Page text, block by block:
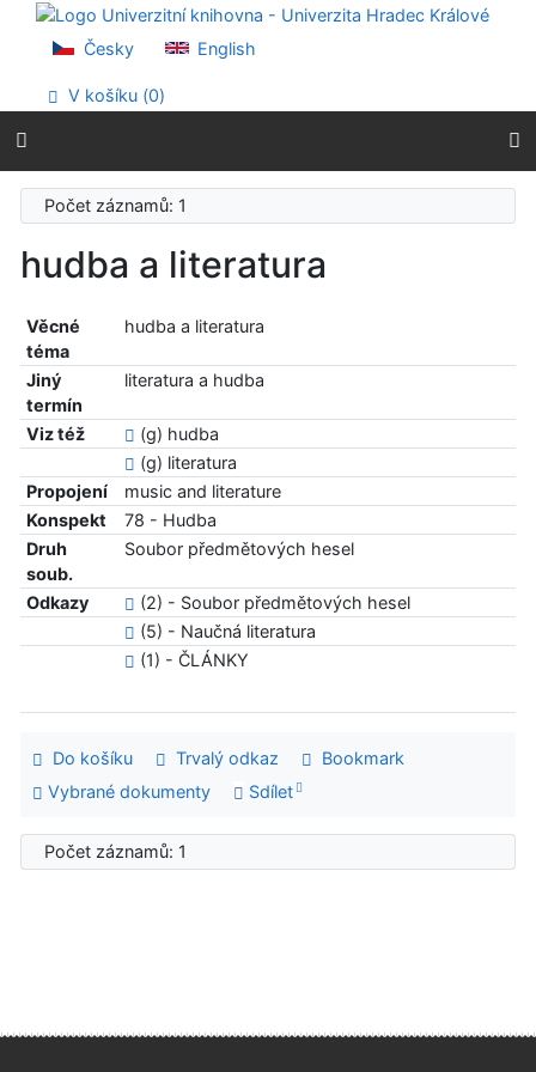
Přejít na obsah
Přejít na menu
Prohlášení o webové přístupnosti
Česky English
V košíku (0)
Počet záznamů: 1
hudba a literatura
Věcné
téma
hudba a literatura
Jiný
termín
literatura a hudba
Viz též
(g) hudba
(g) literatura
Propojení
music and literature
Konspekt
78 - Hudba
Druh
soub.
Soubor předmětových hesel
Odkazy
(2) - Soubor předmětových hesel
(5) - Naučná literatura
(1) - ČLÁNKY
Do košíku Trvalý odkaz
Bookmark
Vybrané dokumenty
Sdílet
Počet záznamů: 1